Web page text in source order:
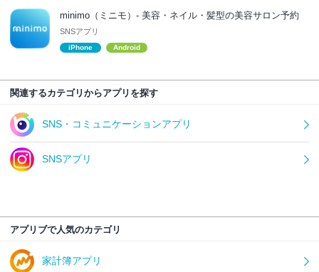
minimo（ミニモ）- 美容・ネイル・髪型の美容サロン予約
SNSアプリ
iPhone Android
関連するカテゴリからアプリを探す
SNS・コミュニケーションアプリ
SNSアプリ
アプリブで人気のカテゴリ
家計簿アプリ